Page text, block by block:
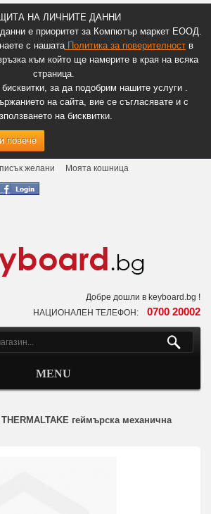
НА ЛИЧНИТЕ ДАННИ
е приоритет за Компютър маркет ЕООД.
с нашатаПолитика за поверителноств
към който ще намерите в края на всяка
страница.
за да подобрим нашите услуги .
на сайта, вие се съгласявате и с
на бисквитки.
повече
желани
Моята кошница
Добре дошли в keyboard.bg !
НАЦИОНАЛЕН ТЕЛЕФОН: 0700 20002
MENU
THERMALTAKE геймърска механична